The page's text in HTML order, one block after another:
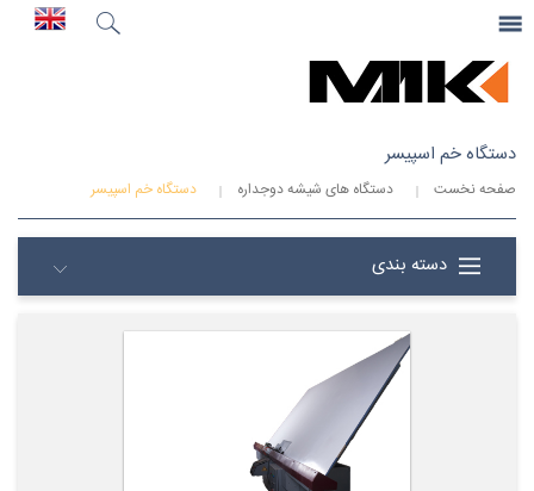
جستجو
دستگاه خم اسپیسر
صفحه نخست دستگاه های شیشه دوجداره دستگاه خم اسپیسر
دسته بندی